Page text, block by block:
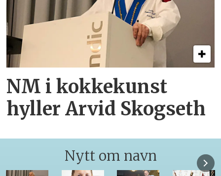
NM i kokkekunst
hyller Arvid Skogseth
Nytt om navn